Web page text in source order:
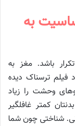
به
باشد. مغز به
فیلم ترسناک دیده
وحشت را زیاد
کمتر غافلگیر
شناختی چون شما